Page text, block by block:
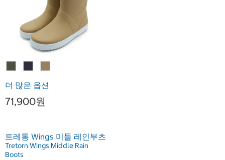
더 많은 옵션
71,900원
트레통 Wings 미들 레인부츠
Tretorn Wings Middle Rain
Boots